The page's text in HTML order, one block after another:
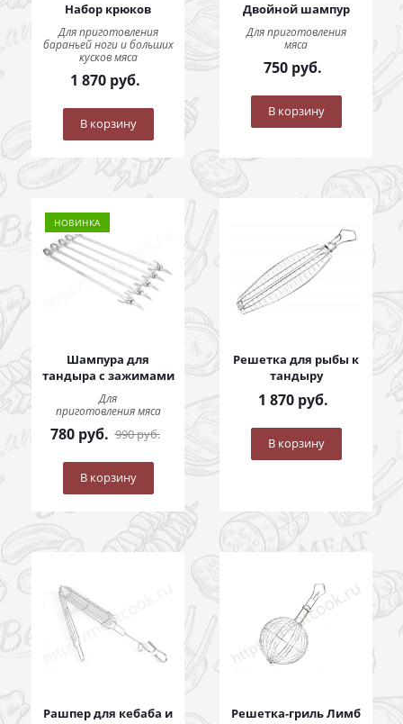
Набор крюков
Для приготовления
бараньей ноги и больших
кусков мяса
1 870руб.
В корзину
Двойной шампур
Для приготовления
мяса
750 руб.
В корзину
НОВИНКА
Шампура для
тандыра с зажимами
Для
приготовления мяса
780руб. 990руб.
В корзину
Решетка для рыбы к
тандыру
1 870руб.
В корзину
Рашпер для кебаба и
Решетка-гриль Лимб